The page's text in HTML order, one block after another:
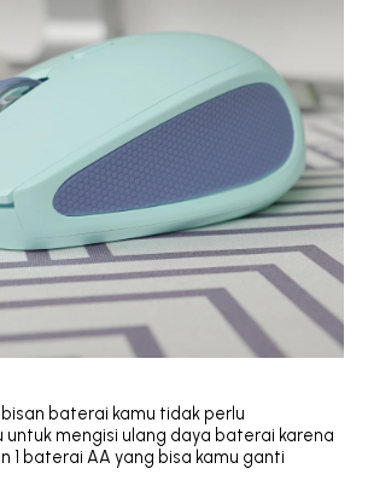
baterai kamu tidak perlu
untuk mengisi ulang daya baterai karena
1 baterai AA yang bisa kamu ganti